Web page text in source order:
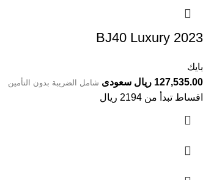
BJ40 Luxury 2023
بايك
127,535.00 ريال سعودى
شامل الضريبة بدون التأمين
اقساط تبدأ من 2194 ريال